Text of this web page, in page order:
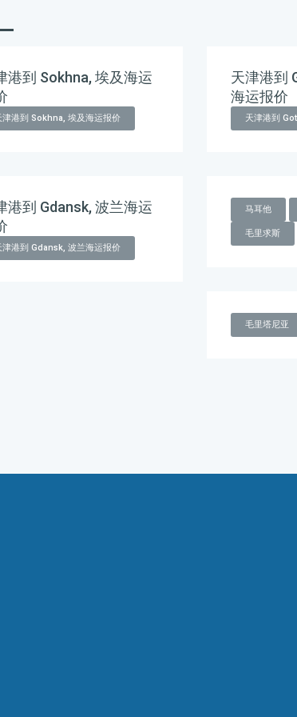
港到 Sokhna, 埃及海运
津港到 Sokhna, 埃及海运报价
天津港到
海运报价
天津港到
港到 Gdansk, 波兰海运
津港到 Gdansk, 波兰海运报价
马耳他
毛里求斯
毛里塔尼亚